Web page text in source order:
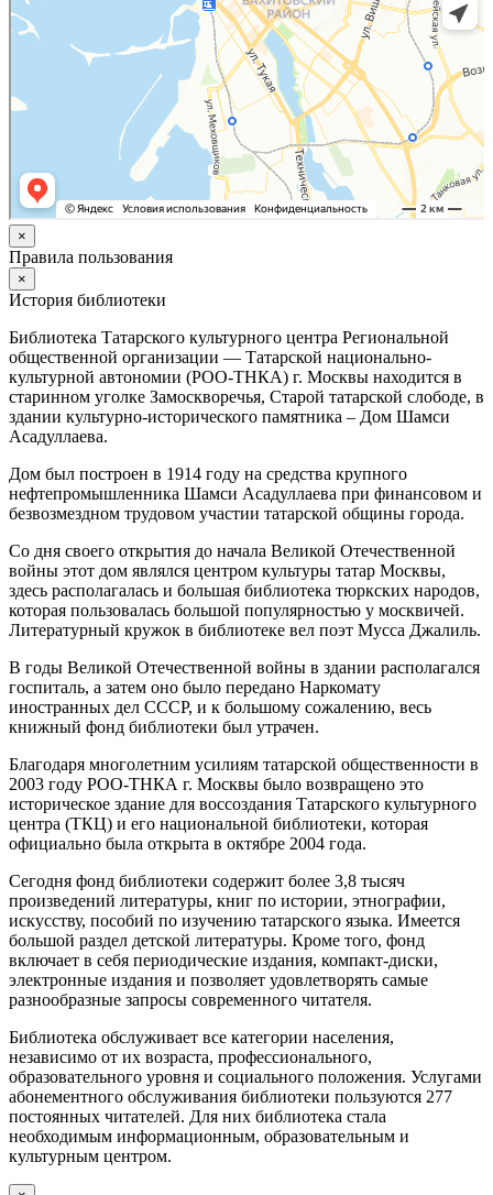
×
Правила пользования
×
История библиотеки
Библиотека Татарского культурного центра Региональной
общественной организации — Татарской национально-
культурной автономии (РОО-ТНКА) г. Москвы находится в
старинном уголке Замоскворечья, Старой татарской слободе, в
здании культурно-исторического памятника – Дом Шамси
Асадуллаева.
Дом был построен в 1914 году на средства крупного
нефтепромышленника Шамси Асадуллаева при финансовом и
безвозмездном трудовом участии татарской общины города.
Со дня своего открытия до начала Великой Отечественной
войны этот дом являлся центром культуры татар Москвы,
здесь располагалась и большая библиотека тюркских народов,
которая пользовалась большой популярностью у москвичей.
Литературный кружок в библиотеке вел поэт Мусса Джалиль.
В годы Великой Отечественной войны в здании располагался
госпиталь, а затем оно было передано Наркомату
иностранных дел СССР, и к большому сожалению, весь
книжный фонд библиотеки был утрачен.
Благодаря многолетним усилиям татарской общественности в
2003 году РОО-ТНКА г. Москвы было возвращено это
историческое здание для воссоздания Татарского культурного
центра (ТКЦ) и его национальной библиотеки, которая
официально была открыта в октябре 2004 года.
Сегодня фонд библиотеки содержит более 3,8 тысяч
произведений литературы, книг по истории, этнографии,
искусству, пособий по изучению татарского языка. Имеется
большой раздел детской литературы. Кроме того, фонд
включает в себя периодические издания, компакт-диски,
электронные издания и позволяет удовлетворять самые
разнообразные запросы современного читателя.
Библиотека обслуживает все категории населения,
независимо от их возраста, профессионального,
образовательного уровня и социального положения. Услугами
абонементного обслуживания библиотеки пользуются 277
постоянных читателей. Для них библиотека стала
необходимым информационным, образовательным и
культурным центром.